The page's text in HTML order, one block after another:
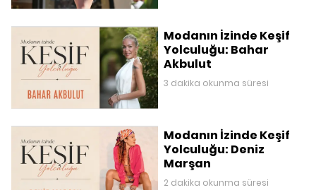
Modanın İzinde Keşif
Yolculuğu: Bahar
Akbulut
3 dakika okunma süresi
Modanın İzinde Keşif
Yolculuğu: Deniz
Marşan
2 dakika okunma süresi